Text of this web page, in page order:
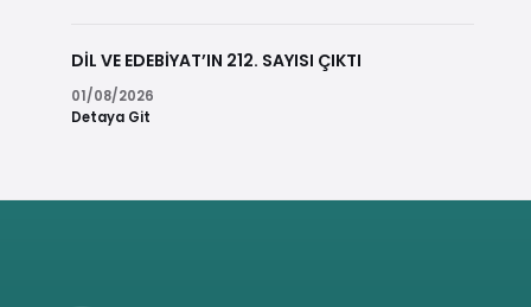
DİL VE EDEBİYAT’IN 212. SAYISI ÇIKTI
01/08/2026
Detaya Git